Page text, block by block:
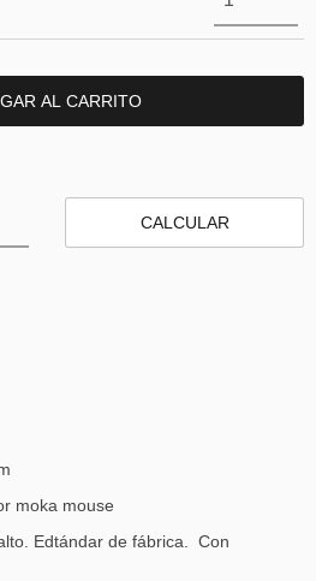
CALCULAR
moka mouse
Edtándar de fábrica. Con